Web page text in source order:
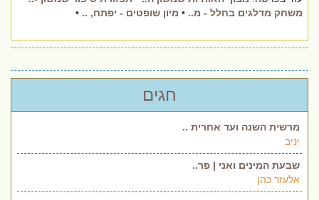
משחק מדלגים בחלל - מ.. • מיון שופטים - יפתח, .. •
חגים
מרשית השנה ועד אחרית ..
יניב
שבעת המינים ואני | פר..
אלעזר כהן